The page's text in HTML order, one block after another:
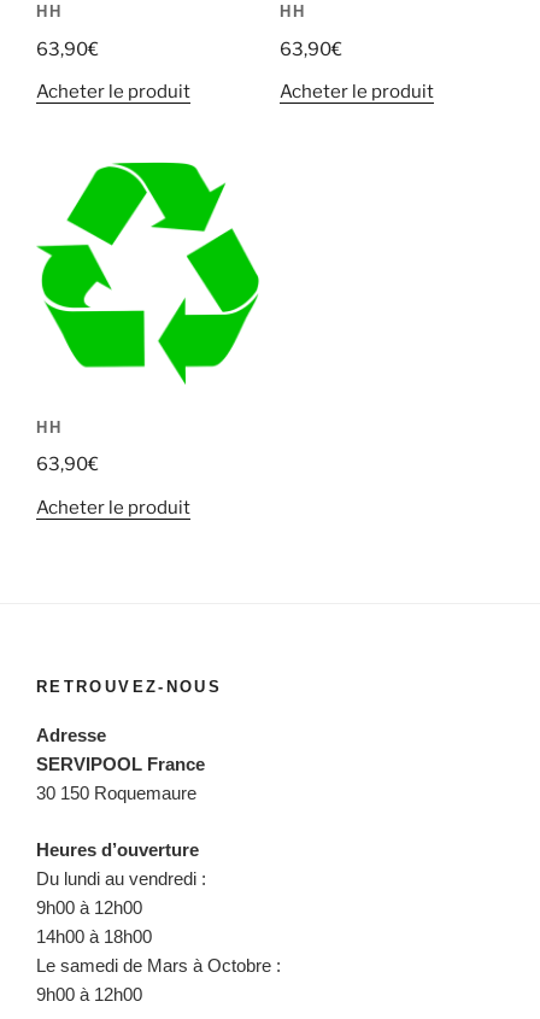
HH
63,90€
Acheter le produit
HH
63,90€
Acheter le produit
HH
63,90€
Acheter le produit
RETROUVEZ-NOUS
Adresse
SERVIPOOL France
30 150 Roquemaure
Heures d’ouverture
Du lundi au vendredi :
9h00 à 12h00
14h00 à 18h00
Le samedi de Mars à Octobre :
9h00 à 12h00